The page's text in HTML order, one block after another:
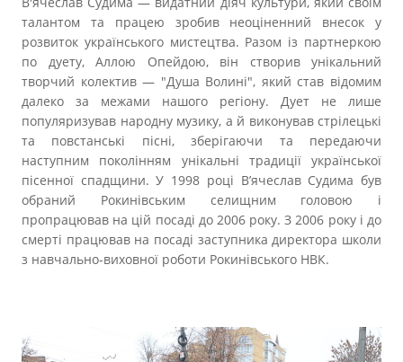
талантом та працею зробив неоціненний внесок у
розвиток українського мистецтва. Разом із партнеркою
по дуету, Аллою Опейдою, він створив унікальний
творчий колектив — "Душа Волині", який став відомим
далеко за межами нашого регіону. Дует не лише
популяризував народну музику, а й виконував стрілецькі
та повстанські пісні, зберігаючи та передаючи
наступним поколінням унікальні традиції української
пісенної спадщини. У 1998 році В’ячеслав Судима був
обраний Рокинівським селищним головою і
пропрацював на цій посаді до 2006 року. З 2006 року і до
смерті працював на посаді заступника директора школи
з навчально-виховної роботи Рокинівського НВК.